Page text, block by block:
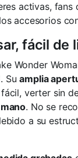
activas, fans
accesorios
fácil de
Wonder
Suamplia
verter sin
. No se
a su